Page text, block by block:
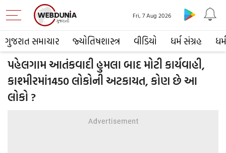
ગુજરાત સમાચાર જ્યોતિષશાસ્ત્ર વીડિયો ધર્મ સંગ્રહ ધર્મ
Fri, 7 Aug 2026
પહેલગામ આતંકવાદી હુમલા બાદ મોટી કાર્યવાહી,
કાશ્મીરમાં1450 લોકોની અટકાયત, કોણ છે આ
લોકો ?